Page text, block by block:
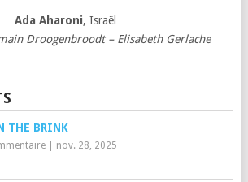
Ada Aharoni, Israël
Droogenbroodt – Elisabeth Gerlache
THE BRINK
| nov. 28, 2025